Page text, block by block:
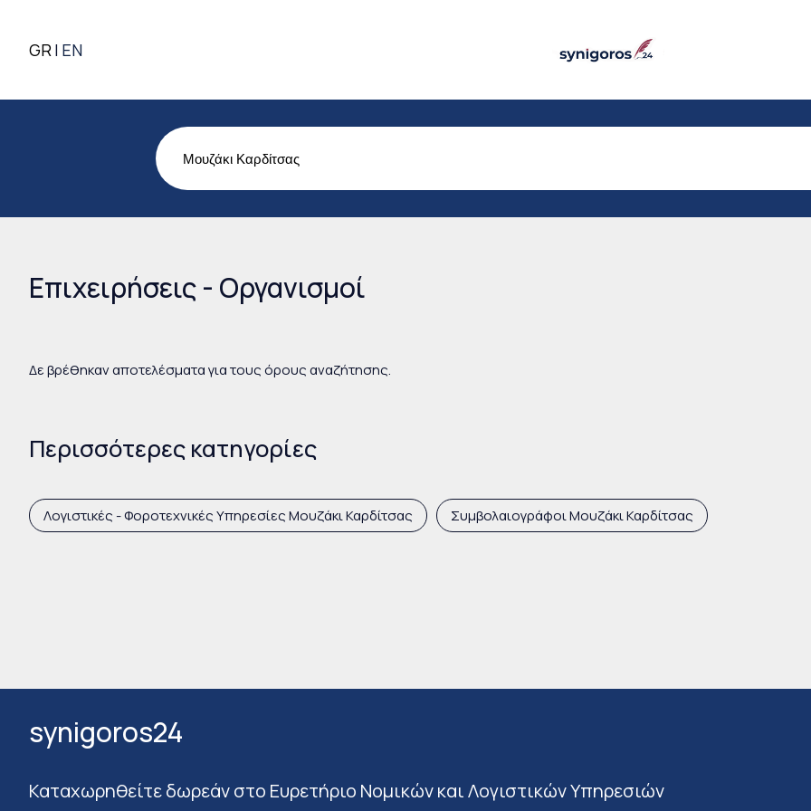
κυρίως περιεχόμενο
GR EN
Επιχειρήσεις - Οργανισμοί
Δε βρέθηκαν αποτελέσματα για τους όρους αναζήτησης.
Περισσότερες κατηγορίες
Λογιστικές - Φοροτεχνικές Υπηρεσίες Μουζάκι Καρδίτσας Συμβολαιογράφοι Μουζάκι Καρδίτσας
synigoros24
Καταχωρηθείτε δωρεάν στο Ευρετήριο Νομικών και Λογιστικών Υπηρεσιών